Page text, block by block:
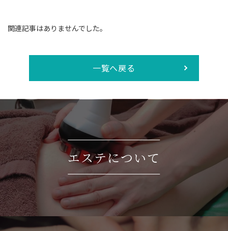
関連記事はありませんでした。
一覧へ戻る
エステについて